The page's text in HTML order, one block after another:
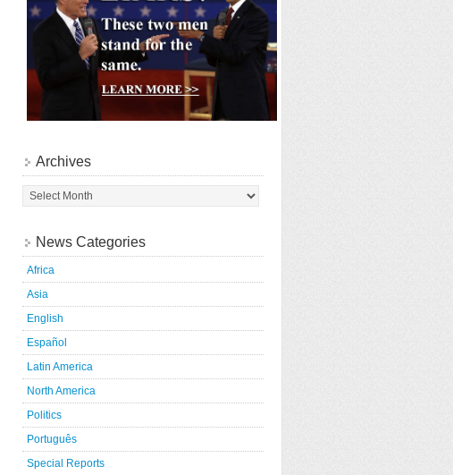
Archives
News Categories
Africa
Asia
English
Español
Latin America
North America
Politics
Português
Special Reports